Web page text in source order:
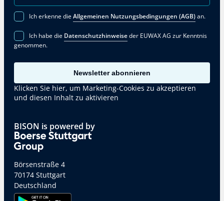
BISON is powered by
Börsenstraße 4
70174 Stuttgart
Deutschland
Ich erkenne dieAllgemeinen Nutzungsbedingungen (AGB)an.
Ich habe die Datenschutzhinweiseder EUWAX AG zur Kenntnis
genommen.
Newsletter abonnieren
Klicken Sie hier, um Marketing-Cookies zu akzeptieren
und diesen Inhalt zu aktivieren